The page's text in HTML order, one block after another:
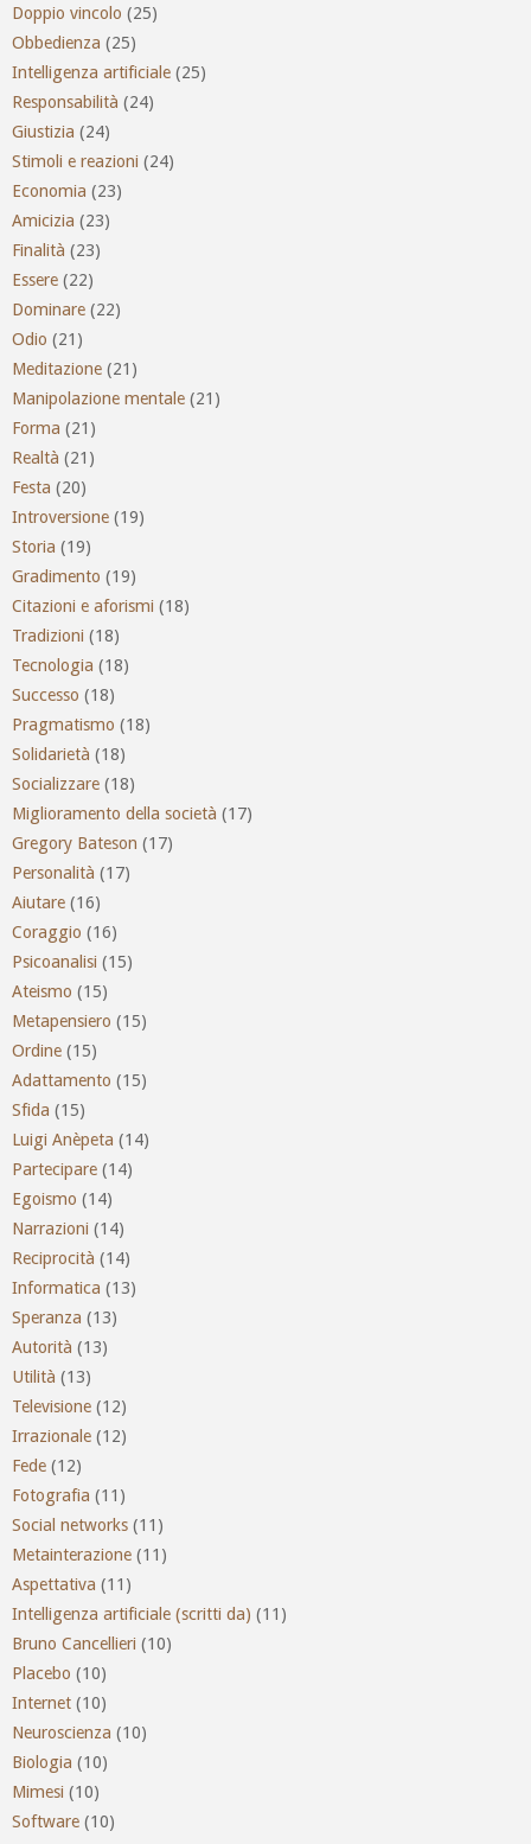
Doppio vincolo (25)
Obbedienza (25)
Intelligenza artificiale (25)
Responsabilità (24)
Giustizia (24)
Stimoli e reazioni (24)
Economia (23)
Amicizia (23)
Finalità (23)
Essere (22)
Dominare (22)
Odio (21)
Meditazione (21)
Manipolazione mentale (21)
Forma (21)
Realtà (21)
Festa (20)
Introversione (19)
Storia (19)
Gradimento (19)
Citazioni e aforismi (18)
Tradizioni (18)
Tecnologia (18)
Successo (18)
Pragmatismo (18)
Solidarietà (18)
Socializzare (18)
Miglioramento della società (17)
Gregory Bateson (17)
Personalità (17)
Aiutare (16)
Coraggio (16)
Psicoanalisi (15)
Ateismo (15)
Metapensiero (15)
Ordine (15)
Adattamento (15)
Sfida (15)
Luigi Anèpeta (14)
Partecipare (14)
Egoismo (14)
Narrazioni (14)
Reciprocità (14)
Informatica (13)
Speranza (13)
Autorità (13)
Utilità (13)
Televisione (12)
Irrazionale (12)
Fede (12)
Fotografia (11)
Social networks (11)
Metainterazione (11)
Aspettativa (11)
Intelligenza artificiale (scritti da) (11)
Bruno Cancellieri (10)
Placebo (10)
Internet (10)
Neuroscienza (10)
Biologia (10)
Mimesi (10)
Software (10)